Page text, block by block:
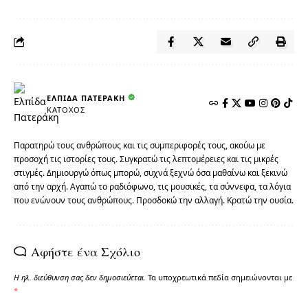
ΕΛΠΊΔΑ ΠΑΤΕΡΆΚΗ
ΚΆΤΟΧΟΣ
Παρατηρώ τους ανθρώπους και τις συμπεριφορές τους, ακούω με
προσοχή τις ιστορίες τους. Συγκρατώ τις λεπτομέρειες και τις μικρές
στιγμές. Δημιουργώ όπως μπορώ, συχνά ξεχνώ όσα μαθαίνω και ξεκινώ
από την αρχή. Αγαπώ το ραδιόφωνο, τις μουσικές, τα σύννεφα, τα λόγια
που ενώνουν τους ανθρώπους. Προσδοκώ την αλλαγή. Κρατώ την ουσία.
Αφήστε ένα Σχόλιο
Η ηλ. διεύθυνση σας δεν δημοσιεύεται. Τα υποχρεωτικά πεδία σημειώνονται με
*